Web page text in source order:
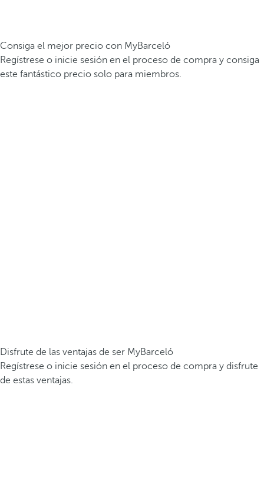
Consiga el mejor precio con MyBarceló
Regístrese o inicie sesión en el proceso de compra y consiga
este fantástico precio solo para miembros.
Disfrute de las ventajas de ser MyBarceló
Regístrese o inicie sesión en el proceso de compra y disfrute
de estas ventajas.